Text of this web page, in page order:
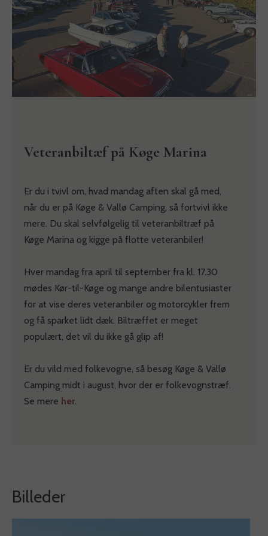
Veteranbiltæf på Køge Marina
Er du i tvivl om, hvad mandag aften skal gå med,
når du er på Køge & Vallø Camping, så fortvivl ikke
mere. Du skal selvfølgelig til veteranbiltræf på
Køge Marina og kigge på flotte veteranbiler!
Hver mandag fra april til september fra kl. 17.30
mødes Kør-til-Køge og mange andre bilentusiaster
for at vise deres veteranbiler og motorcykler frem
og få sparket lidt dæk. Biltræffet er meget
populært, det vil du ikke gå glip af!
Er du vild med folkevogne, så besøg Køge & Vallø
Camping midt i august, hvor der er folkevognstræf.
Se mere her.
Billeder